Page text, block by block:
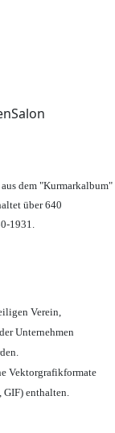
dem "Kurmarkalbum"
über 640
1931.
Verein,
Unternehmen
Vektorgrafikformate
GIF) enthalten.